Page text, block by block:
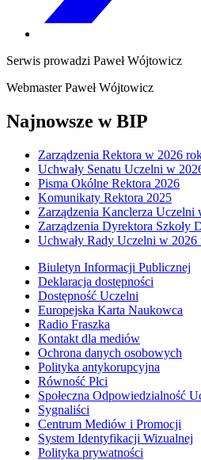
Serwis prowadzi Paweł Wójtowicz
WebmasterPaweł Wójtowicz
Najnowsze w BIP
Zarządzenia Rektora w 2026
Uchwały Senatu Uczelni w
Pisma Okólne Rektora 2026
Komunikaty Rektora 2025
Zarządzenia Kanclerza Uczelni
Zarządzenia Dyrektora Szkoły
Uchwały Rady Uczelni w 2026
Biuletyn Informacji Publicznej
Deklaracja dostępności
Dostępność Uczelni
Europejska Karta Naukowca
Radio Fraszka
Kontakt dla mediów
Ochrona danych osobowych
Polityka antykorupcyjna
Równość Płci
Społeczna Odpowiedzialność
Sygnaliści
Centrum Mediów i Promocji
System Identyfikacji Wizualnej
Polityka prywatności